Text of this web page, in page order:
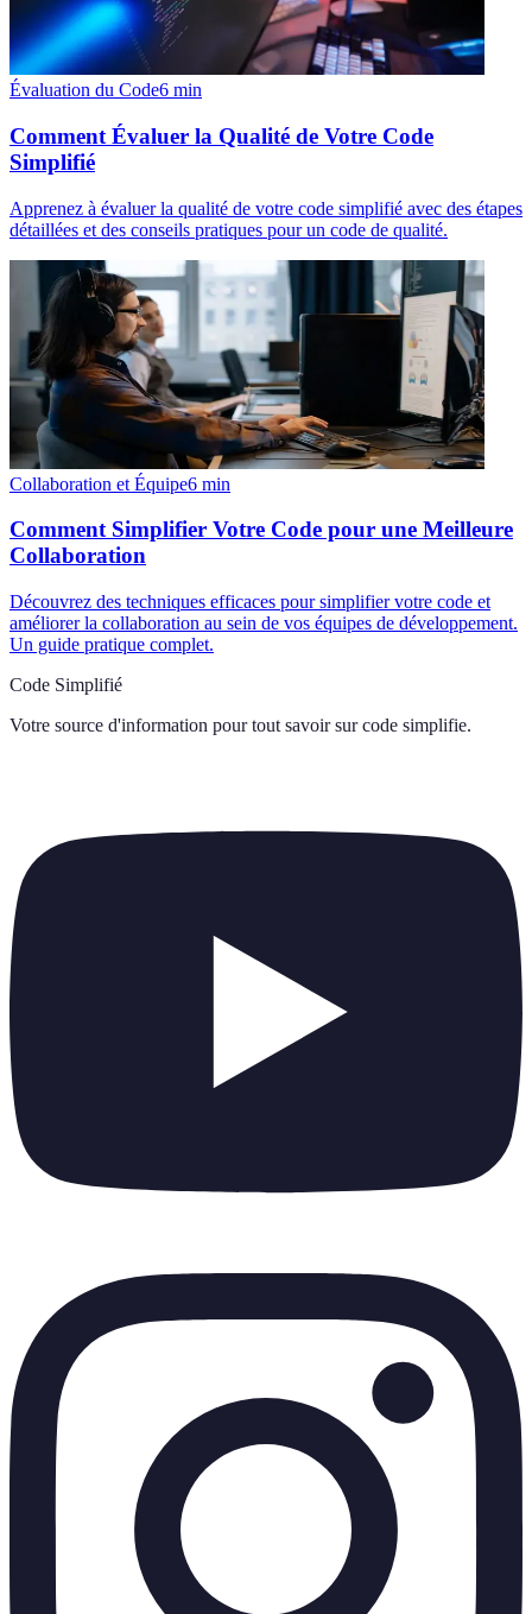
Évaluation du Code6 min
Comment Évaluer la Qualité de Votre Code
Simplifié
Apprenez à évaluer la qualité de votre code simplifié avec des étapes
détaillées et des conseils pratiques pour un code de qualité.
Collaboration et Équipe6 min
Comment Simplifier Votre Code pour une Meilleure
Collaboration
Découvrez des techniques efficaces pour simplifier votre code et
améliorer la collaboration au sein de vos équipes de développement.
Un guide pratique complet.
Code Simplifié
Votre source d'information pour tout savoir sur code simplifie.